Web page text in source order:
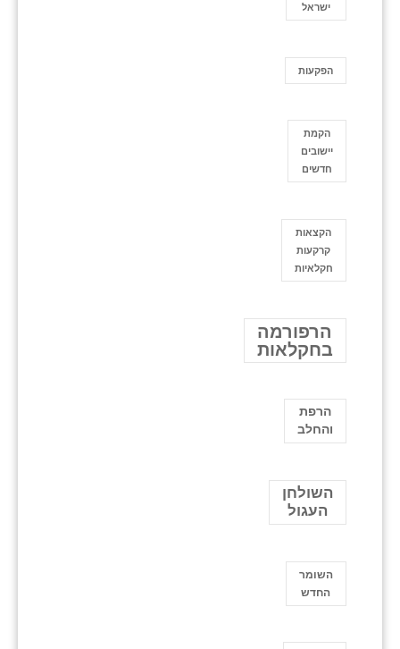
ישראל
הפקעות
הקמת
יישובים
חדשים
הקצאות
קרקעות
חקלאיות
הרפורמה
בחקלאות
הרפת
והחלב
השולחן
העגול
השומר
החדש